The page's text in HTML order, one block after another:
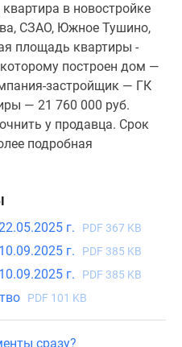
в новостройке
СЗАО, Южное Тушино,
площадь квартиры -
построен дом —
застройщик — ГК
— 21 760 000 руб.
у продавца. Срок
подробная
г. PDF 367 KB
г. PDF 385 KB
г. PDF 385 KB
PDF 101 KB
сразу?